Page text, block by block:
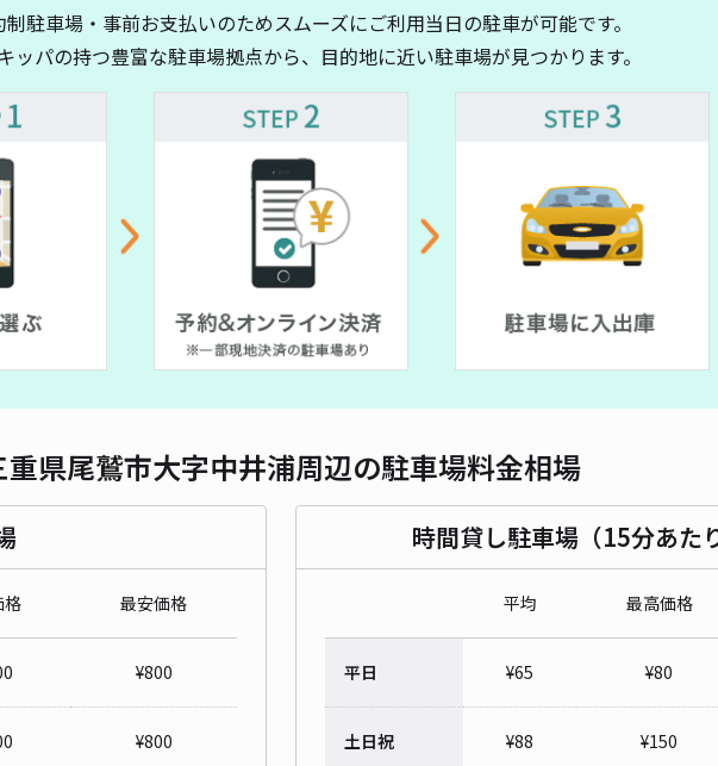
長さ 430cm 以下
駐車場・事前お支払いのためスムーズにご利用当日の駐車が可能です。
ッパの持つ豊富な駐車場拠点から、目的地に近い駐車場が見つかります。
重県尾鷲市大字中井浦周辺の駐車場料金相場
格 最安価格
¥800
¥800
時間貸し駐車場（15分あた
平均 最高価格
平日 ¥65 ¥80
土日祝 ¥88 ¥150